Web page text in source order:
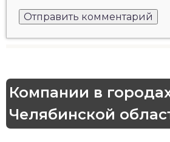
Компании в
Челябинской